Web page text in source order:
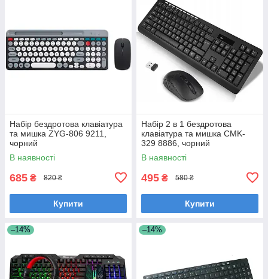
Набір бездротова клавіатура
та мишка ZYG-806 9211,
чорний
В наявності
685 ₴ 820 ₴
Купити
Набір 2 в 1 бездротова
клавіатура та мишка CMK-
329 8886, чорний
В наявності
495 ₴ 580 ₴
Купити
–14% –14%